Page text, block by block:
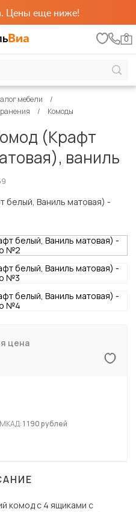
Цены еще ниже!
0
мебели
Комоды
(Крафт
ваниль
цена
МКАД:1 190 рублей
комод с 4 ящиками с